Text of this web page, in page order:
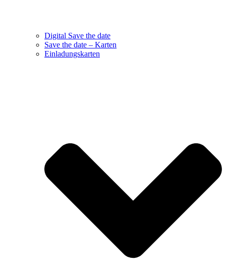
Digital Save the date
Save the date – Karten
Einladungskarten